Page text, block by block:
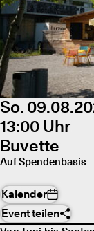
So.
13:00 Uhr
Buvette
Auf Spendenbasis
Kalender
Event teilen